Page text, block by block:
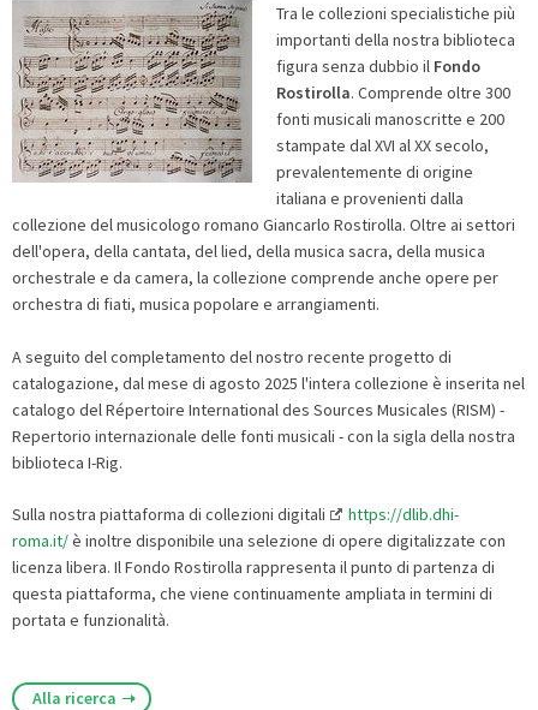
Tra le collezioni specialistiche più
importanti della nostra biblioteca
figura senza dubbio il Fondo
Rostirolla. Comprende oltre 300
fonti musicali manoscritte e 200
stampate dal XVI al XX secolo,
prevalentemente di origine
italiana e provenienti dalla
collezione del musicologo romano Giancarlo Rostirolla. Oltre ai settori
dell'opera, della cantata, del lied, della musica sacra, della musica
orchestrale e da camera, la collezione comprende anche opere per
orchestra di fiati, musica popolare e arrangiamenti.
A seguito del completamento del nostro recente progetto di
catalogazione, dal mese di agosto 2025 l'intera collezione è inserita nel
catalogo del Répertoire International des Sources Musicales (RISM) -
Repertorio internazionale delle fonti musicali - con la sigla della nostra
biblioteca I-Rig.
Sulla nostra piattaforma di collezioni digitali
https://dlib.dhi-
roma.it/è inoltre disponibile una selezione di opere digitalizzate con
licenza libera. Il Fondo Rostirolla rappresenta il punto di partenza di
questa piattaforma, che viene continuamente ampliata in termini di
portata e funzionalità.
Alla ricerca